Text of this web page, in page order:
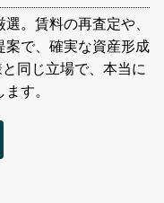
。賃料の再査定や、
案で、確実な資産形成
同じ立場で、本当に
す。